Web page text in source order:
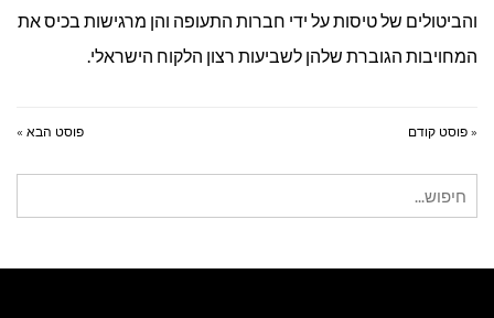
והביטולים של טיסות על ידי חברות התעופה והן מרגישות בכיס את
המחויבות הגוברת שלהן לשביעות רצון הלקוח הישראלי.
« פוסט קודם פוסט הבא »
עבור: